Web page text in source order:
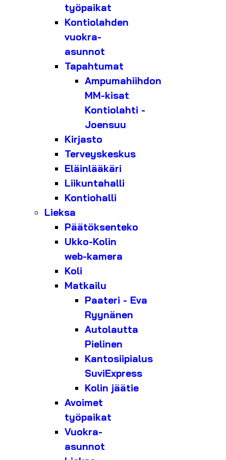
työpaikat
Kontiolahden
vuokra-
asunnot
Tapahtumat
Ampumahiihdon
MM-kisat
Kontiolahti -
Joensuu
Kirjasto
Terveyskeskus
Eläinlääkäri
Liikuntahalli
Kontiohalli
Lieksa
Päätöksenteko
Ukko-Kolin
web-kamera
Koli
Matkailu
Paateri - Eva
Ryynänen
Autolautta
Pielinen
Kantosiipialus
SuviExpress
Kolin jäätie
Avoimet
työpaikat
Vuokra-
asunnot